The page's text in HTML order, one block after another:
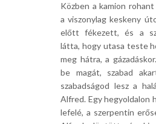
Közben a kamion rohant
a viszonylag keskeny
előtt fékezett, és a
látta, hogy utasa teste
meg hátra, a
be magát, szabad
szabadságod lesz a
Alfred. Egy hegyoldalon
lefelé, a szerpentin